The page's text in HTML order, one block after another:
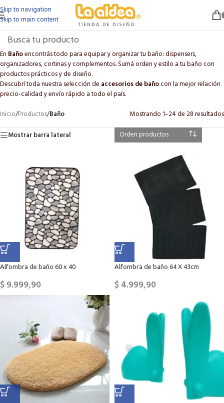
Skip to navigation
Skip to main content
En Bañoencontrás todo para equipar y organizar tu baño: dispensers,
organizadores, cortinas y complementos. Sumá orden y estilo a tu baño con
productos prácticos y de diseño.
Descubrí toda nuestra selección de accesorios de bañocon la mejor relación
precio-calidad y envío rápido a todo el país.
Inicio/Productos/Baño
Mostrando 1–24 de 28 resultados
Mostrar barra lateral
Alfombra de baño 60 x 40
$9.999,90
Alfombra de baño 64 X 43cm
$4.999,90